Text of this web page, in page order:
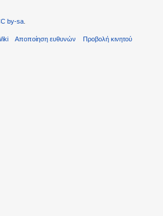
by-sa
Αποποίηση ευθυνών Προβολή κινητού